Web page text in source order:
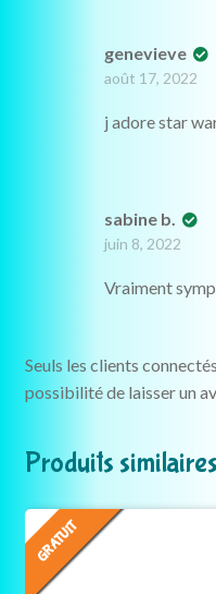
genevieve
août 17, 2022
j adore star
sabine b.
juin 8, 2022
Vraiment
Seuls les clients
possibilité de laisser un
Produits similaires
GRATUIT